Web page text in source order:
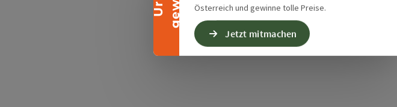
Österreich und gewinne tolle Preise.
Jetzt mitmachen